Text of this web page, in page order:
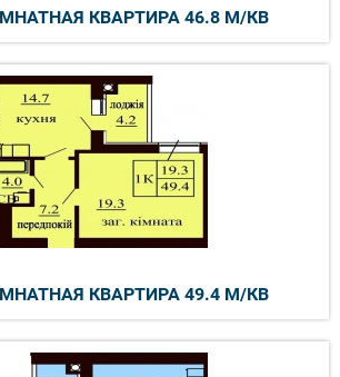
КВАРТИРА 46.8 М/КВ
КВАРТИРА 49.4 М/КВ